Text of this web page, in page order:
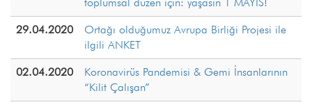
29.04.2020
Ortağı olduğumuz Avrupa Birliği Projesi ile
ilgili ANKET
02.04.2020
Koronavirüs Pandemisi & Gemi İnsanlarının
“Kilit Çalışan”